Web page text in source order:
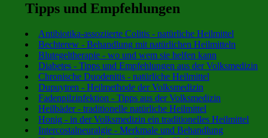
Tipps und Empfehlungen
Antibiotika-assoziierte Colitis - natürliche Heilmittel
Bechterew - Behandlung mit natürlichen Heilmitteln
Blutegeltherapie - wo und wem sie helfen kann
Diabetes - Tipps und Empfehlungen aus der Volksmedizin
Chronische Duodenitis - natürliche Heilmittel
Dupuytren - Heilmethode der Volksmedizin
Fadenpilzinfektion - Tipps aus der Volksmedizin
Heilbäder - traditionelle natürliche Heilmittel
Honig - in der Volksmedizin ein traditionelles Heilmittel
Intercostalneuralgie - Merkmale und Behandlung